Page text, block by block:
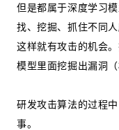
但是都属于深度学习
找、挖掘、抓住不同
这样就有攻击的机会
模型里面挖掘出漏洞
研发攻击算法的过程
事。